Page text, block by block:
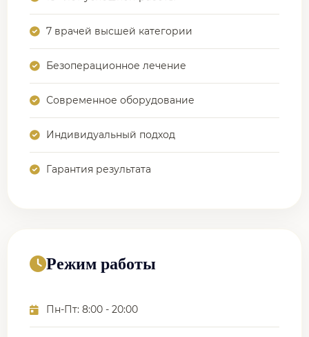
7 врачей высшей категории
Безоперационное лечение
Современное оборудование
Индивидуальный подход
Гарантия результата
Режим работы
Пн-Пт: 8:00 - 20:00